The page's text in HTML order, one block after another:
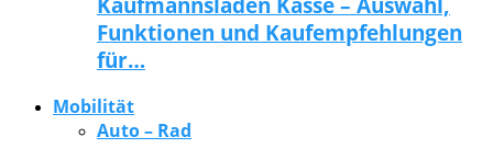
Funktionen und Kaufempfehlungen
für…
Mobilität
Auto – Rad